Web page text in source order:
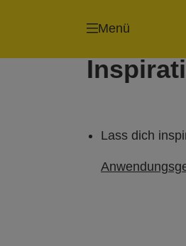
Menü
Lass dich